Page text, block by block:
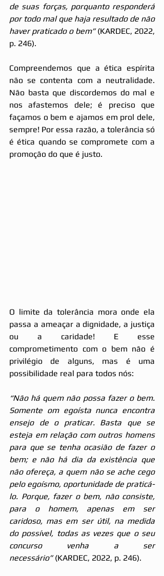
de suas forças, porquanto responderá
por todo mal que haja resultado de não
haver praticado o bem” (KARDEC, 2022,
p. 246).
Compreendemos que a ética espírita
não se contenta com a neutralidade.
Não basta que discordemos do mal e
nos afastemos dele; é preciso que
façamos o bem e ajamos em prol dele,
sempre! Por essa razão, a tolerância só
é ética quando se compromete com a
promoção do que é justo.
O limite da tolerância mora onde ela
passa a ameaçar a dignidade, a justiça
ou a caridade! E esse
comprometimento com o bem não é
privilégio de alguns, mas é uma
possibilidade real para todos nós:
“Não há quem não possa fazer o bem.
Somente om egoísta nunca encontra
ensejo de o praticar. Basta que se
esteja em relação com outros homens
para que se tenha ocasião de fazer o
bem; e não há dia da existência que
não ofereça, a quem não se ache cego
pelo egoísmo, oportunidade de praticá-
lo. Porque, fazer o bem, não consiste,
para o homem, apenas em ser
caridoso, mas em ser útil, na medida
do possível, todas as vezes que o seu
concurso venha a ser
necessário” (KARDEC, 2022, p. 246).